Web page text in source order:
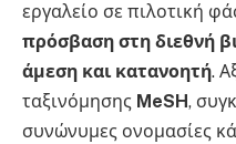
εργαλείο σε πιλοτική
πρόσβαση στη διεθνή
άμεση και κατανοητή.
ταξινόμησης MeSH,
συνώνυμες ονομασίες